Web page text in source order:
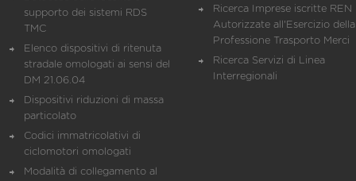
supporto dei sistemi RDS
TMC
Elenco dispositivi di ritenuta
stradale omologati ai sensi del
DM 21.06.04
Dispositivi riduzioni di massa
particolato
Codici immatricolativi di
ciclomotori omologati
Modalità di collegamento al
Ricerca Imprese iscritte REN
Autorizzate all'Esercizio della
Professione Trasporto Merci
Ricerca Servizi di Linea
Interregionali